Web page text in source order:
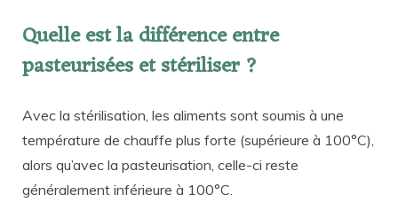
Quelle est la différence entre
pasteurisées et stériliser ?
Avec la stérilisation, les aliments sont soumis à une
température de chauffe plus forte (supérieure à 100°C),
alors qu’avec la pasteurisation, celle-ci reste
généralement inférieure à 100°C.